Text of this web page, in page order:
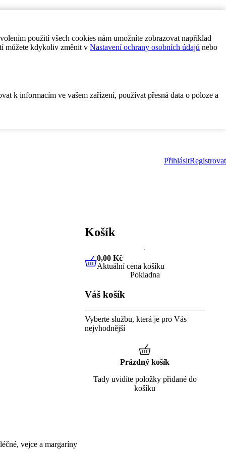
použití všech cookies nám umožníte zobrazovat například
můžete kdykoliv změnit v Nastavení ochrany osobních údajů nebo
k informacím ve vašem zařízení, používat přesná data o poloze a
PřihlásitRegistrovat
vejce a margaríny
Košík
0,00 KčAktuální cena košíku
0,00 Kč
Aktuální cena košíku
Pokladna
Váš košík
Vyberte službu, která je pro Vás
nejvhodnější
Prázdný košík
Tady uvidíte položky přidané do
košíku